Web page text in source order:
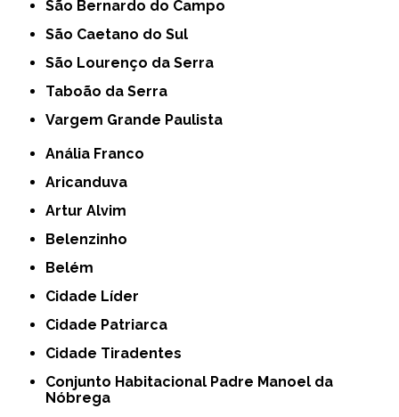
São Bernardo do Campo
São Caetano do Sul
São Lourenço da Serra
Taboão da Serra
Vargem Grande Paulista
Anália Franco
Aricanduva
Artur Alvim
Belenzinho
Belém
Cidade Líder
Cidade Patriarca
Cidade Tiradentes
Conjunto Habitacional Padre Manoel da
Nóbrega